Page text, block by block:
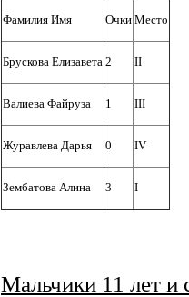
Фамилия Имя Очки Место
Брускова Елизавета 2 II
Валиева Файруза 1 III
Журавлева Дарья 0 IV
Зембатова Алина 3 I
Мальчики 11 лет и